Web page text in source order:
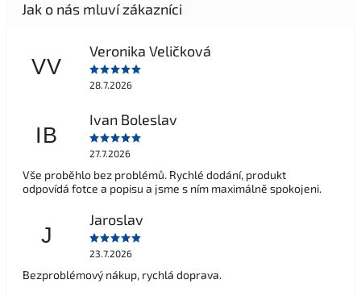
VV
Veronika Veličková
28.7.2026
IB
Ivan Boleslav
27.7.2026
Vše proběhlo bez problémů. Rychlé dodání, produkt
odpovídá fotce a popisu a jsme s ním maximálně spokojeni.
J
Jaroslav
23.7.2026
Bezproblémový nákup, rychlá doprava.